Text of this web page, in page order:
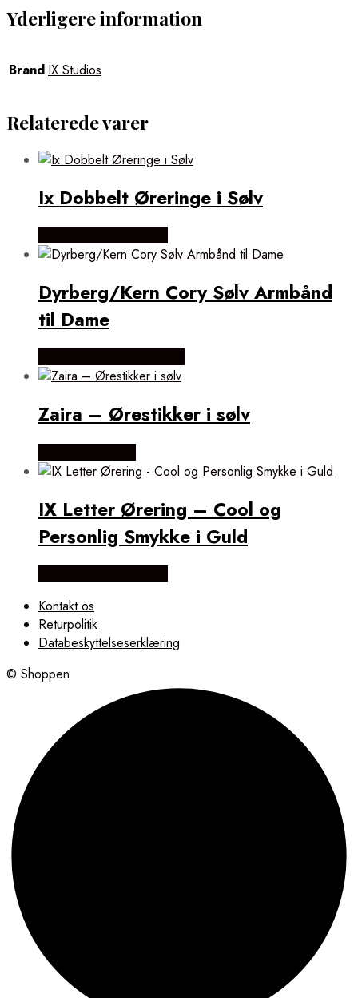
Yderligere information
Brand IX Studios
Relaterede varer
Ix Dobbelt Øreringe i Sølv
Dyrberg/Kern Cory Sølv Armbånd
til Dame
Zaira – Ørestikker i sølv
IX Letter Ørering – Cool og
Personlig Smykke i Guld
Kontakt os
Returpolitik
Databeskyttelseserklæring
© Shoppen